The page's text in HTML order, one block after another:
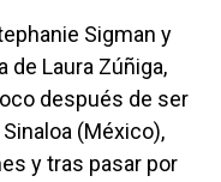
Sigman y
de Laura Zúñiga,
después de ser
(México),
y tras pasar por